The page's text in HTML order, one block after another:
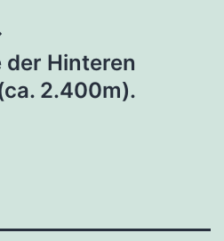
der Hinteren
2.400m).